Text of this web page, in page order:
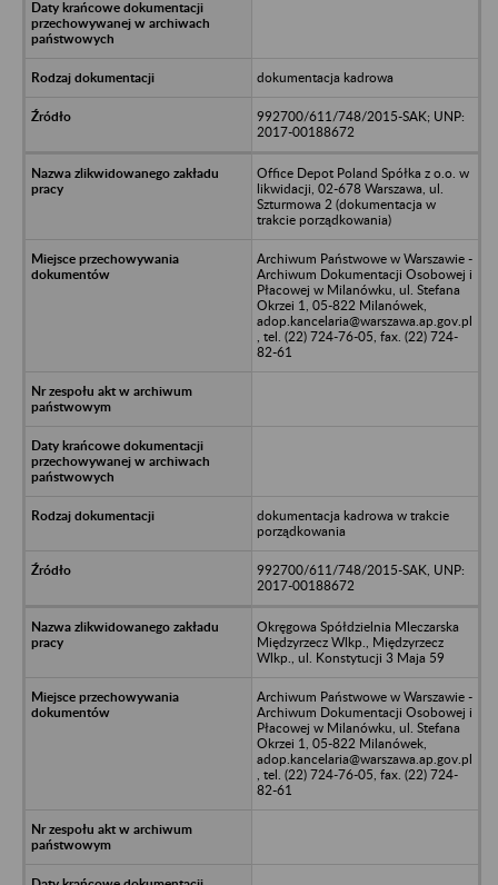
dokumentacja kadrowa
992700/611/748/2015-SAK; UNP:
2017-00188672
Office Depot Poland Spółka z o.o. w
likwidacji, 02-678 Warszawa, ul.
Szturmowa 2 (dokumentacja w
trakcie porządkowania)
Archiwum Państwowe w Warszawie -
Archiwum Dokumentacji Osobowej i
Płacowej w Milanówku, ul. Stefana
Okrzei 1, 05-822 Milanówek,
adop.kancelaria@warszawa.ap.gov.pl
, tel. (22) 724-76-05, fax. (22) 724-
82-61
dokumentacja kadrowa w trakcie
porządkowania
992700/611/748/2015-SAK, UNP:
2017-00188672
Okręgowa Spółdzielnia Mleczarska
Międzyrzecz Wlkp., Międzyrzecz
Wlkp., ul. Konstytucji 3 Maja 59
Archiwum Państwowe w Warszawie -
Archiwum Dokumentacji Osobowej i
Płacowej w Milanówku, ul. Stefana
Okrzei 1, 05-822 Milanówek,
adop.kancelaria@warszawa.ap.gov.pl
, tel. (22) 724-76-05, fax. (22) 724-
82-61